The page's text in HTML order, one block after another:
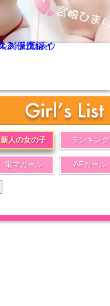
新人の女の子 ランキング
電マガール AFガール